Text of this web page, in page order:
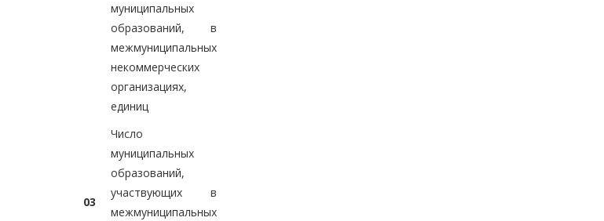
муниципальных
образований, в
межмуниципальных
некоммерческих
организациях,
единиц
03
Число
муниципальных
образований,
участвующих в
межмуниципальных